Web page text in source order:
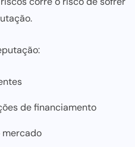
de financiamento